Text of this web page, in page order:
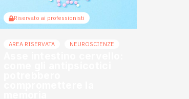
Riservato ai professionisti
AREA RISERVATA NEUROSCIENZE